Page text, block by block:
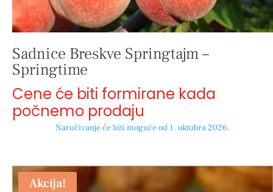
Sadnice Breskve Springtajm –
Springtime
Cene će biti formirane kada
počnemo prodaju
Naručivanje će biti moguće od 1. oktobra 2026.
Akcija!